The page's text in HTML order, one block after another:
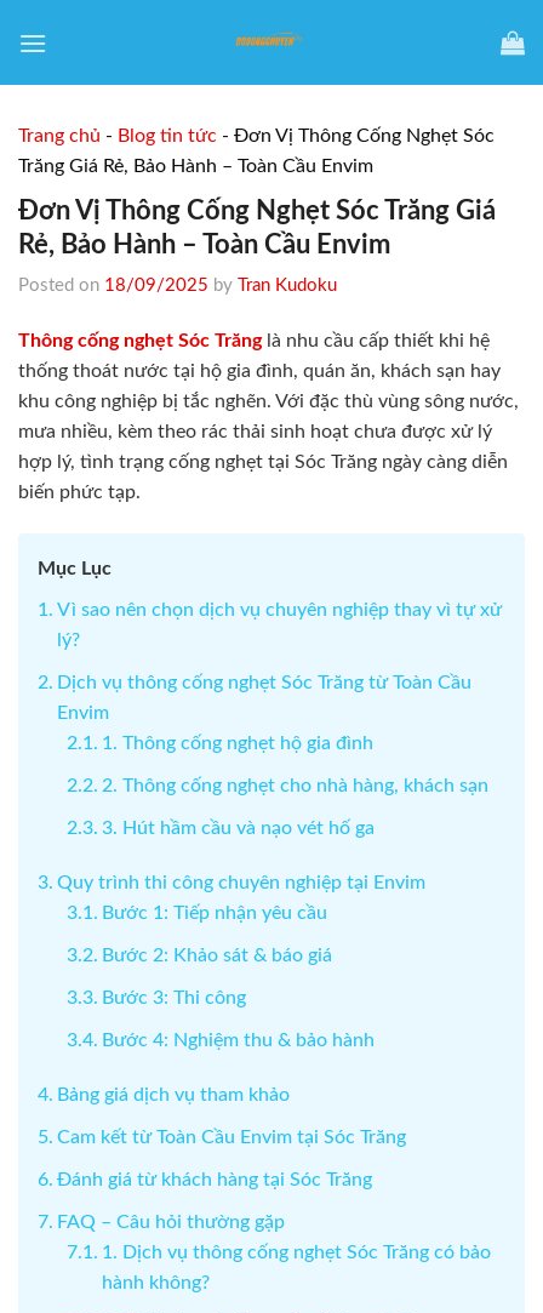
Trang chủ - Blog tin tức - Đơn Vị Thông Cống Nghẹt Sóc
Trăng Giá Rẻ, Bảo Hành – Toàn Cầu Envim
Đơn Vị Thông Cống Nghẹt Sóc Trăng Giá
Rẻ, Bảo Hành – Toàn Cầu Envim
Posted on 18/09/2025 by Tran Kudoku
Thông cống nghẹt Sóc Trănglà nhu cầu cấp thiết khi hệ
thống thoát nước tại hộ gia đình, quán ăn, khách sạn hay
khu công nghiệp bị tắc nghẽn. Với đặc thù vùng sông nước,
mưa nhiều, kèm theo rác thải sinh hoạt chưa được xử lý
hợp lý, tình trạng cống nghẹt tại Sóc Trăng ngày càng diễn
biến phức tạp.
Mục Lục
Vì sao nên chọn dịch vụ chuyên nghiệp thay vì tự xử
lý?
Dịch vụ thông cống nghẹt Sóc Trăng từ Toàn Cầu
Envim
1. Thông cống nghẹt hộ gia đình
2. Thông cống nghẹt cho nhà hàng, khách sạn
3. Hút hầm cầu và nạo vét hố ga
Quy trình thi công chuyên nghiệp tại Envim
Bước 1: Tiếp nhận yêu cầu
Bước 2: Khảo sát & báo giá
Bước 3: Thi công
Bước 4: Nghiệm thu & bảo hành
Bảng giá dịch vụ tham khảo
Cam kết từ Toàn Cầu Envim tại Sóc Trăng
Đánh giá từ khách hàng tại Sóc Trăng
FAQ – Câu hỏi thường gặp
1. Dịch vụ thông cống nghẹt Sóc Trăng có bảo
hành không?